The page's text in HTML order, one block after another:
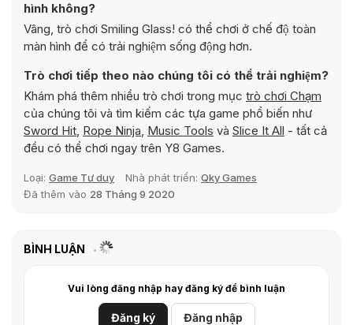
hình không?
Vâng, trò chơi Smiling Glass! có thể chơi ở chế độ toàn
màn hình để có trải nghiệm sống động hơn.
Trò chơi tiếp theo nào chúng tôi có thể trải nghiệm?
Khám phá thêm nhiều trò chơi trong mục trò chơi Chạm
của chúng tôi và tìm kiếm các tựa game phổ biến như
Sword Hit, Rope Ninja, Music Tools và Slice It All - tất cả
đều có thể chơi ngay trên Y8 Games.
Loại: Game Tư duy Nhà phát triển: Qky Games
Đã thêm vào 28 Tháng 9 2020
BÌNH LUẬN
Vui lòng đăng nhập hay đăng ký để bình luận
Đăng ký Đăng nhập